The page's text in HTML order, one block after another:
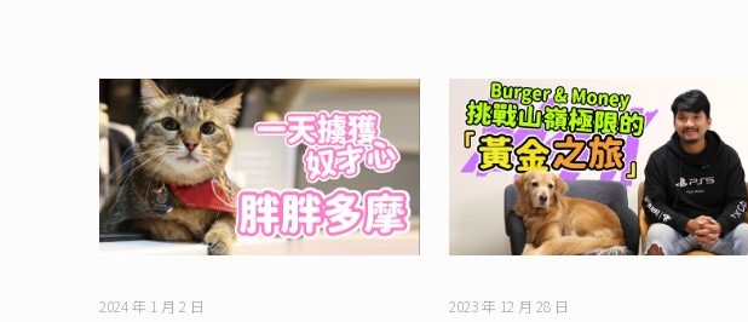
2024 年 1 月 2 日 2023 年 12 月 28 日